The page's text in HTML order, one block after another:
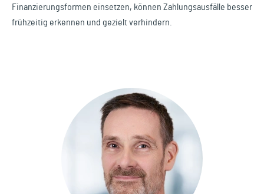
Finanzierungsformen einsetzen, können Zahlungsausfälle besser
frühzeitig erkennen und gezielt verhindern.